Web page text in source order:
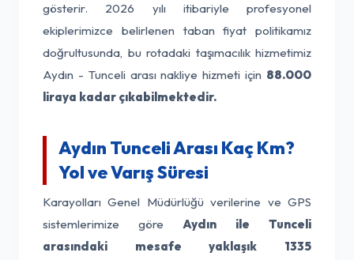
gösterir. 2026 yılı itibariyle profesyonel
ekiplerimizce belirlenen taban fiyat politikamız
doğrultusunda, bu rotadaki taşımacılık hizmetimiz
Aydın - Tunceli arası nakliye hizmeti için 88.000
liraya kadar çıkabilmektedir.
Aydın Tunceli Arası Kaç Km?
Yol ve Varış Süresi
Karayolları Genel Müdürlüğü verilerine ve GPS
sistemlerimize göre Aydın ile Tunceli
arasındaki mesafe yaklaşık 1335